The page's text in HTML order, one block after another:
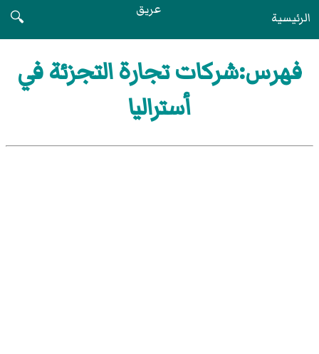
الرئيسية عريق
🔍
فهرس:شركات تجارة التجزئة في
أستراليا